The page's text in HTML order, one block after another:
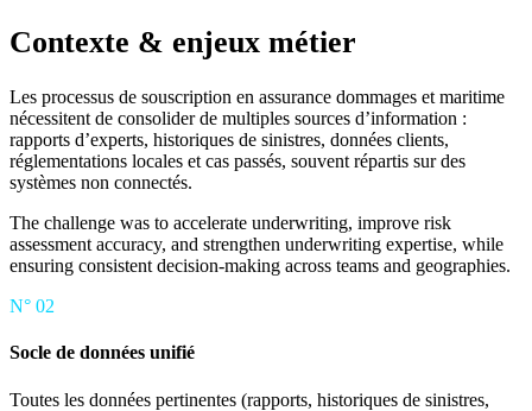
Contexte & enjeux métier
Les processus de souscription en assurance dommages et maritime
nécessitent de consolider de multiples sources d’information :
rapports d’experts, historiques de sinistres, données clients,
réglementations locales et cas passés, souvent répartis sur des
systèmes non connectés.
The challenge was to accelerate underwriting, improve risk
assessment accuracy, and strengthen underwriting expertise, while
ensuring consistent decision-making across teams and geographies.
N° 02
Socle de données unifié
Toutes les données pertinentes (rapports, historiques de sinistres,